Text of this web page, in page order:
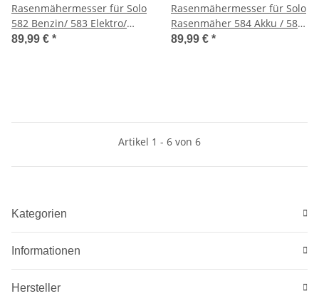
Rasenmähermesser für Solo
582 Benzin/ 583 Elektro/
585/ 585 H /589 Elektro/Brill
89,99 € *
Rasenmähermesser für Solo
Rasenmäher 584 Akku / 584
Elektro - NL
89,99 € *
Artikel 1 - 6 von 6
Kategorien
Informationen
Hersteller